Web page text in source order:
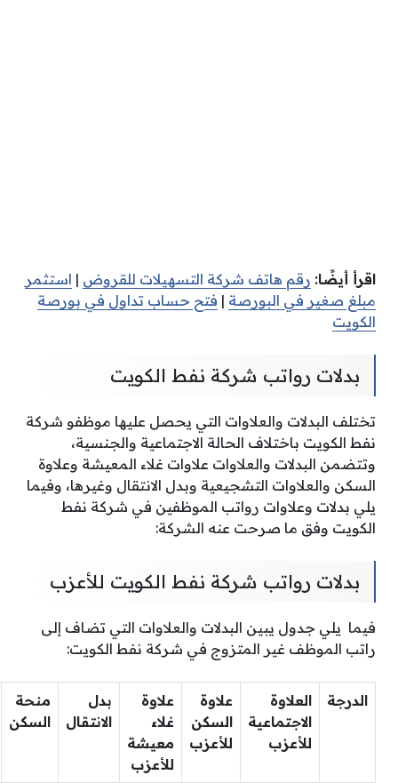
اقرأ أيضًا: رقم هاتف شركة التسهيلات للقروض | استثمر
مبلغ صغير في البورصة | فتح حساب تداول في بورصة
الكويت
بدلات رواتب شركة نفط الكويت
تختلف البدلات والعلاوات التي يحصل عليها موظفو شركة
نفط الكويت باختلاف الحالة الاجتماعية والجنسية،
وتتضمن البدلات والعلاوات علاوات غلاء المعيشة وعلاوة
السكن والعلاوات التشجيعية وبدل الانتقال وغيرها، وفيما
يلي بدلات وعلاوات رواتب الموظفين في شركة نفط
الكويت وفق ما صرحت عنه الشركة:
بدلات رواتب شركة نفط الكويت للأعزب
فيما يلي جدول يبين البدلات والعلاوات التي تضاف إلى
راتب الموظف غير المتزوج في شركة نفط الكويت:
الدرجة
العلاوة
الاجتماعية
للأعزب
علاوة
السكن
للأعزب
علاوة
غلاء
معيشة
للأعزب
بدل
الانتقال
منحة
السكن